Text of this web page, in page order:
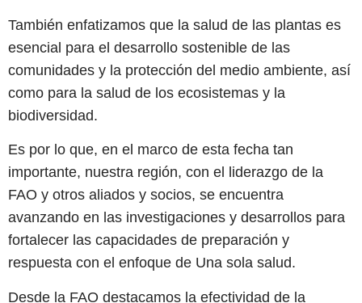
También enfatizamos que la salud de las plantas es
esencial para el desarrollo sostenible de las
comunidades y la protección del medio ambiente, así
como para la salud de los ecosistemas y la
biodiversidad.
Es por lo que, en el marco de esta fecha tan
importante, nuestra región, con el liderazgo de la
FAO y otros aliados y socios, se encuentra
avanzando en las investigaciones y desarrollos para
fortalecer las capacidades de preparación y
respuesta con el enfoque de Una sola salud.
Desde la FAO destacamos la efectividad de la